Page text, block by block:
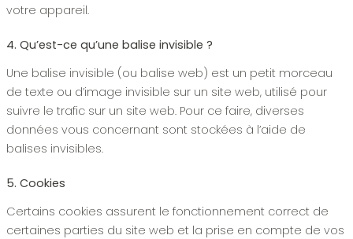
votre appareil.
4. Qu’est-ce qu’une balise invisible ?
Une balise invisible (ou balise web) est un petit morceau
de texte ou d’image invisible sur un site web, utilisé pour
suivre le trafic sur un site web. Pour ce faire, diverses
données vous concernant sont stockées à l’aide de
balises invisibles.
5. Cookies
Certains cookies assurent le fonctionnement correct de
certaines parties du site web et la prise en compte de vos